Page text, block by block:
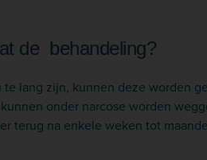
de behandeling?
lang zijn, kunnen deze worden
onder narcose worden
terug na enkele weken tot